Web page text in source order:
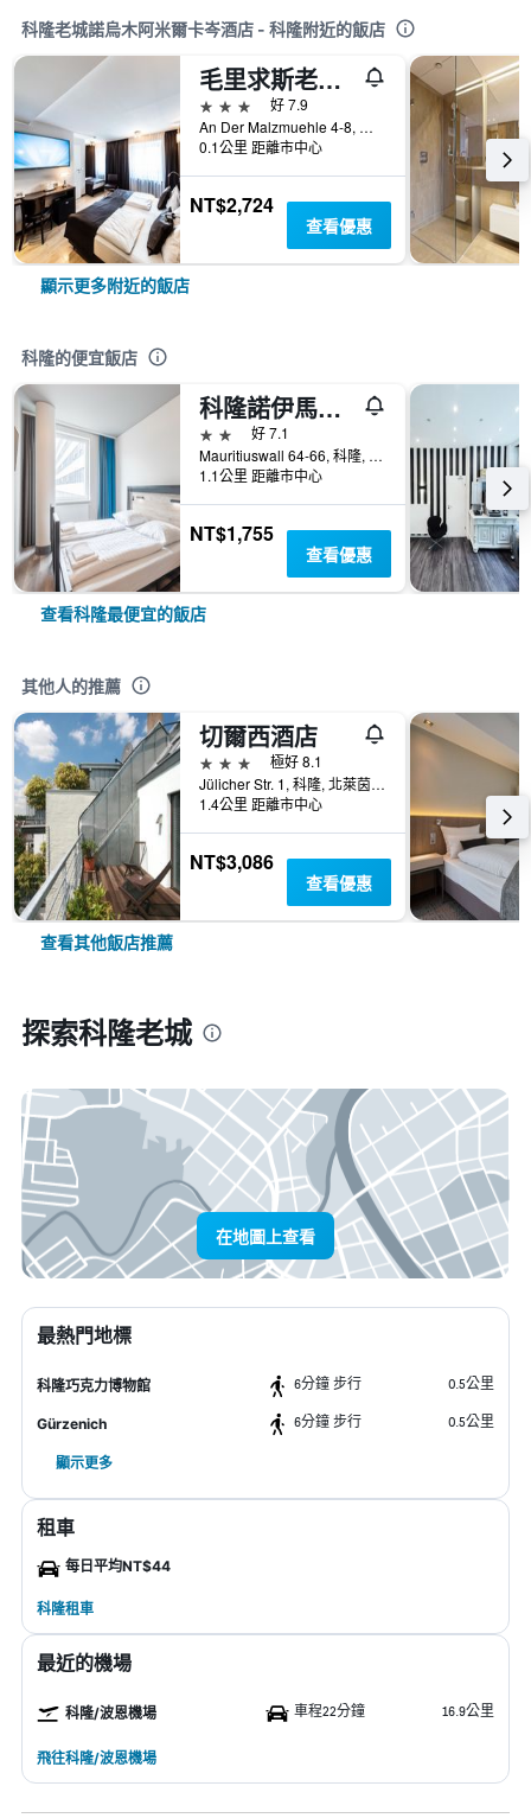
科隆老城諾烏木阿米爾卡岑酒店 - 科隆附近的飯店
毛里求斯老城康福特酒店
3星級
好 7.9
An Der Malzmuehle 4-8, 科隆, 北萊茵-威斯特法倫邦, 德國
0.1公里 距離市中心
NT$2,724
查看優惠
顯示更多附近的飯店
科隆的便宜飯店
科隆諾伊馬克特A&O經濟型連鎖酒店
2星級
好 7.1
Mauritiuswall 64-66, 科隆, 北萊茵-威斯特法倫邦, 德國
1.1公里 距離市中心
NT$1,755
查看優惠
查看科隆最便宜的飯店
其他人的推薦
切爾西酒店
3星級
極好 8.1
Jülicher Str. 1, 科隆, 北萊茵-威斯特法倫邦, 德國
1.4公里 距離市中心
NT$3,086
查看優惠
查看其他飯店推薦
探索科隆老城
在地圖上查看
最熱門地標
科隆巧克力博物館 6分鐘 步行 0.5公里
Gürzenich 6分鐘 步行 0.5公里
顯示更多
租車
每日平均NT$44
科隆租車
最近的機場
科隆/波恩機場 車程22分鐘 16.9公里
飛往科隆/波恩機場